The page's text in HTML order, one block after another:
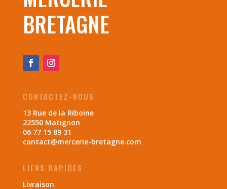
BRETAGNE
CONTACTEZ-NOUS
13 Rue de la Riboine
22550 Matignon
06 77 15 89 31
contact@mercerie-bretagne.com
LIENS RAPIDES
Livraison